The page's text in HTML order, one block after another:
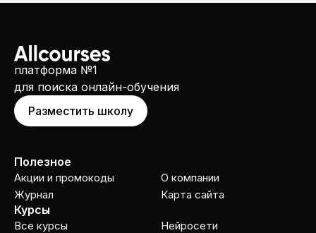
платформа №1
для поиска онлайн-обучения
Разместить школу
Полезное
Акции и промокоды
Журнал
О компании
Карта сайта
Курсы
Все курсы
Нейросети